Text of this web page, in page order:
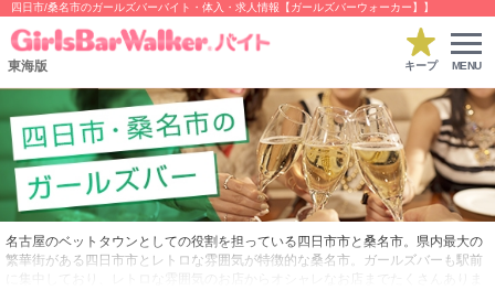
四日市/桑名市のガールズバーバイト・体入・求人情報【ガールズバーウォーカー】】
東海版 キープ MENU
名古屋のベットタウンとしての役割を担っている四日市市と桑名市。県内最大の
繁華街がある四日市市とレトロな雰囲気が特徴的な桑名市。ガールズバーも駅前
に集中しており、レトロな雰囲気のお店からオシャレなお店までたくさんありま